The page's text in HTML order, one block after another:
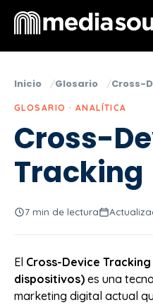
Inicio Glosario Cross-
GLOSARIO · ANALÍTICA
Cross-
Tracking
7 min de lectura
El Cross-Device
dispositivos) es una
marketing digital actual